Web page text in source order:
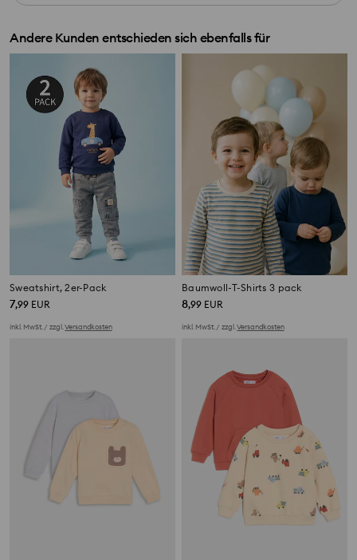
Andere Kunden entschieden sich ebenfalls für
Sweatshirt, 2er-Pack
7,99 EUR
inkl. MwSt. / zzgl.Versandkosten
Baumwoll-T-Shirts 3 pack
8,99 EUR
inkl. MwSt. / zzgl.Versandkosten